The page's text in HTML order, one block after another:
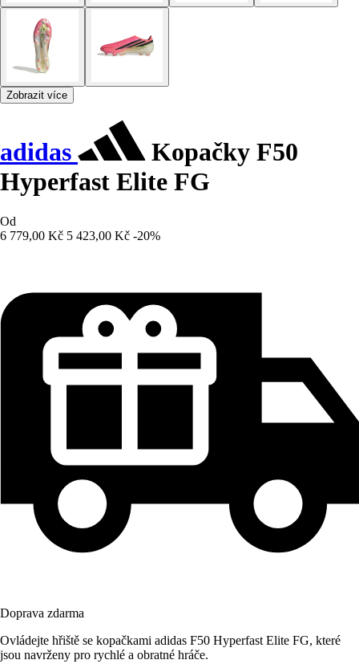
Zobrazit více
adidas
Kopačky F50
Hyperfast Elite FG
Od
6 779,00 Kč 5 423,00 Kč -20%
Doprava zdarma
Ovládejte hřiště se kopačkami adidas F50 Hyperfast Elite FG, které
jsou navrženy pro rychlé a obratné hráče.